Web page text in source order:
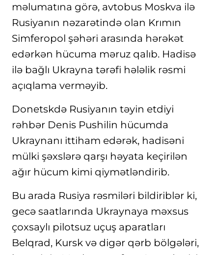
məlumatına görə, avtobus Moskva ilə
Rusiyanın nəzarətində olan Krımın
Simferopol şəhəri arasında hərəkət
edərkən hücuma məruz qalıb. Hadisə
ilə bağlı Ukrayna tərəfi hələlik rəsmi
açıqlama verməyib.
Donetskdə Rusiyanın təyin etdiyi
rəhbər Denis Pushilin hücumda
Ukraynanı ittiham edərək, hadisəni
mülki şəxslərə qarşı həyata keçirilən
ağır hücum kimi qiymətləndirib.
Bu arada Rusiya rəsmiləri bildiriblər ki,
gecə saatlarında Ukraynaya məxsus
çoxsaylı pilotsuz uçuş aparatları
Belqrad, Kursk və digər qərb bölgələri,